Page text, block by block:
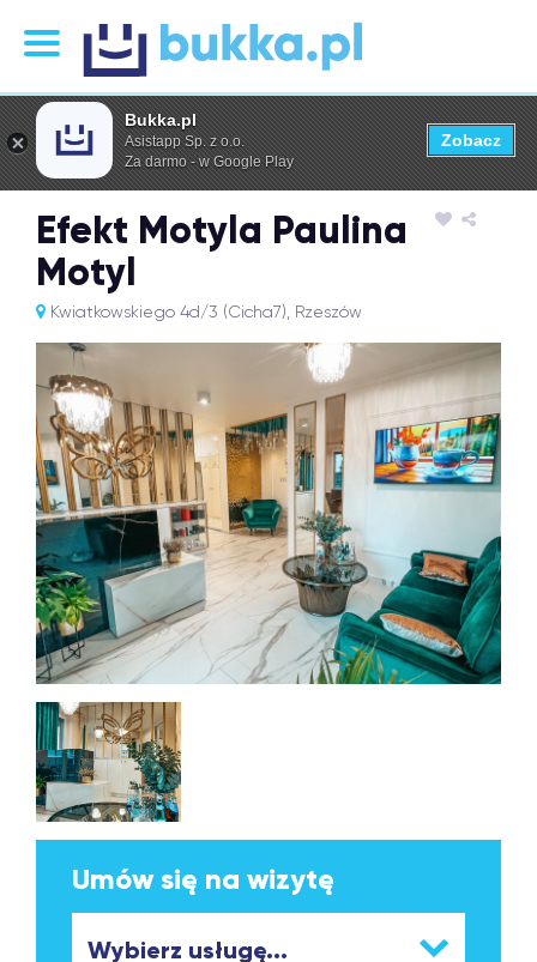
Efekt Motyla Paulina
Motyl
Kwiatkowskiego 4d/3 (Cicha7), Rzeszów
Umów się na wizytę
Bukka.pl
Asistapp Sp. z o.o.
Za darmo - w Google Play
Zobacz